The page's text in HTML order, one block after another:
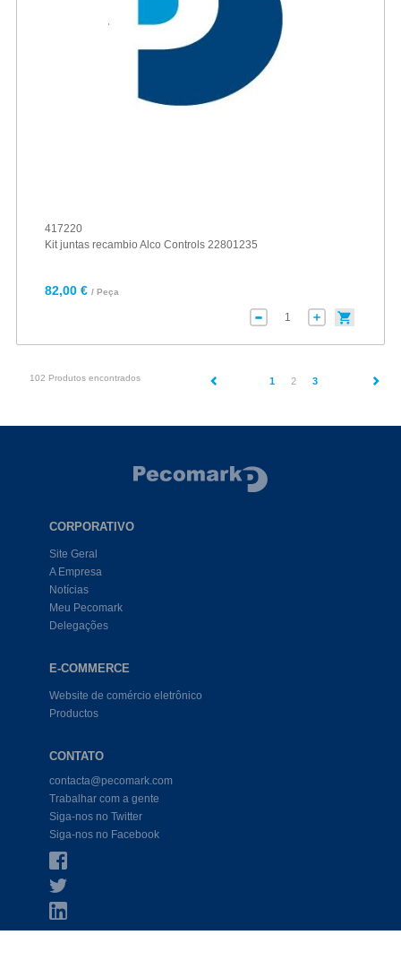
417220
Kit juntas recambio Alco Controls 22801235
82,00 € / Peça
102 Produtos encontrados 1 2(current)
3
CORPORATIVO
Site Geral
A Empresa
Notícias
Meu Pecomark
Delegações
E-COMMERCE
Website de comércio eletrônico
Productos
CONTATO
contacta@pecomark.com
Trabalhar com a gente
Siga-nos no Twitter
Siga-nos no Facebook